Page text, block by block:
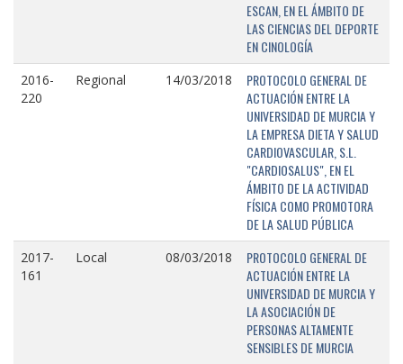
ESCAN, EN EL ÁMBITO DE
LAS CIENCIAS DEL DEPORTE
EN CINOLOGÍA
2016-
220
Regional 14/03/2018
PROTOCOLO GENERAL DE
ACTUACIÓN ENTRE LA
UNIVERSIDAD DE MURCIA Y
LA EMPRESA DIETA Y SALUD
CARDIOVASCULAR, S.L.
"CARDIOSALUS", EN EL
ÁMBITO DE LA ACTIVIDAD
FÍSICA COMO PROMOTORA
DE LA SALUD PÚBLICA
2017-
161
Local 08/03/2018
PROTOCOLO GENERAL DE
ACTUACIÓN ENTRE LA
UNIVERSIDAD DE MURCIA Y
LA ASOCIACIÓN DE
PERSONAS ALTAMENTE
SENSIBLES DE MURCIA